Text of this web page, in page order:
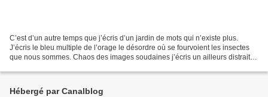
C’est d’un autre temps que j’écris d’un jardin de mots qui n’existe plus.
J’écris le bleu multiple de l’orage le désordre où se fourvoient les insectes
que nous sommes. Chaos des images soudaines j’écris un ailleurs distrait
Hébergé par Canalblog